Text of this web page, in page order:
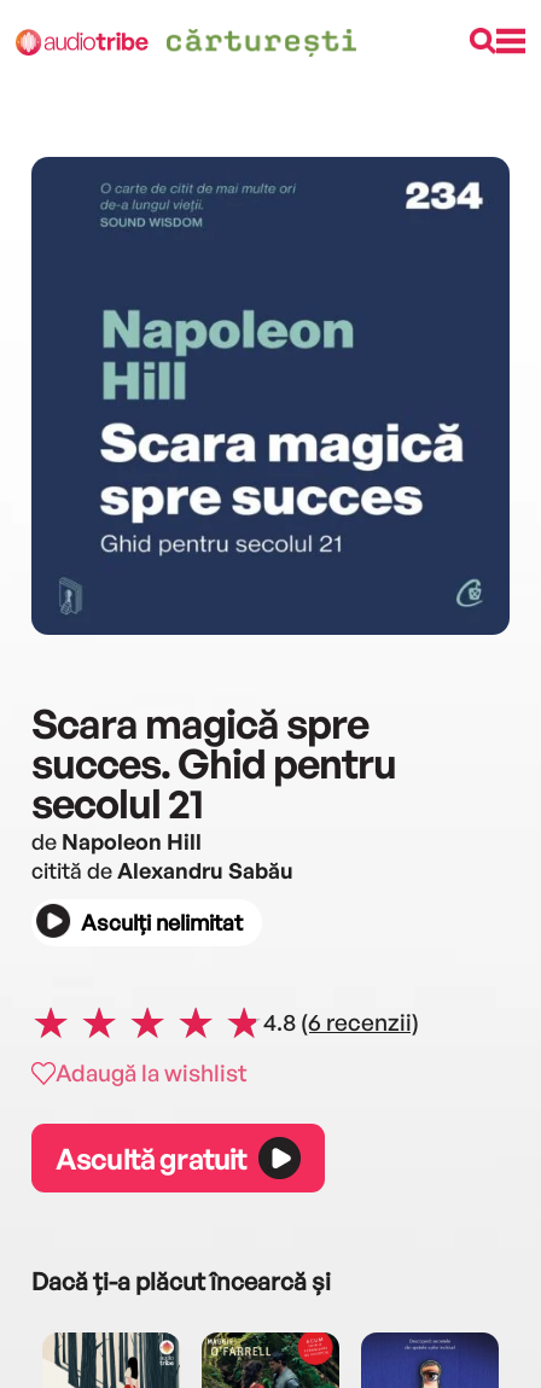
Scara magică spre
succes. Ghid pentru
secolul 21
de Napoleon Hill
citită deAlexandru Sabău
Asculți nelimitat
4.8 (6 recenzii)
Adaugă la wishlist
Ascultă gratuit
Dacă ți-a plăcut încearcă și